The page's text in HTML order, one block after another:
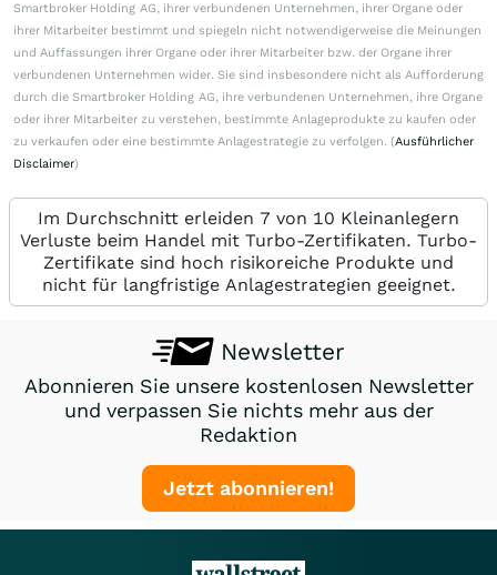
Smartbroker Holding AG, ihrer verbundenen Unternehmen, ihrer Organe oder
ihrer Mitarbeiter bestimmt und spiegeln nicht notwendigerweise die Meinungen
und Auffassungen ihrer Organe oder ihrer Mitarbeiter bzw. der Organe ihrer
verbundenen Unternehmen wider. Sie sind insbesondere nicht als Aufforderung
durch die Smartbroker Holding AG, ihre verbundenen Unternehmen, ihre Organe
oder ihrer Mitarbeiter zu verstehen, bestimmte Anlageprodukte zu kaufen oder
zu verkaufen oder eine bestimmte Anlagestrategie zu verfolgen. (Ausführlicher
Disclaimer)
Im Durchschnitt erleiden 7 von 10 Kleinanlegern
Verluste beim Handel mit Turbo-Zertifikaten. Turbo-
Zertifikate sind hoch risikoreiche Produkte und
nicht für langfristige Anlagestrategien geeignet.
Newsletter
Abonnieren Sie unsere kostenlosen Newsletter
und verpassen Sie nichts mehr aus der
Redaktion
Jetzt abonnieren!